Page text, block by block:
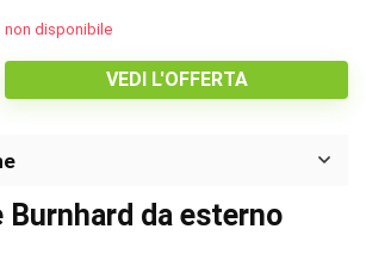
non disponibile
VEDI L'OFFERTA
Burnhard da esterno